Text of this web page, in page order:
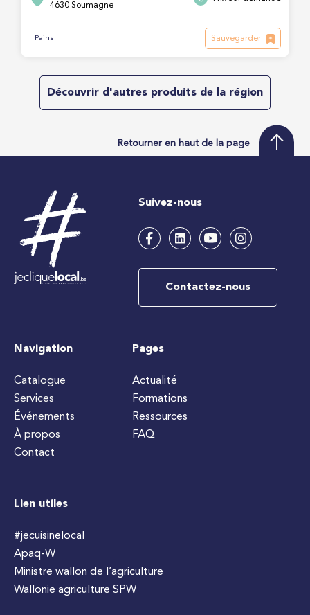
4630 Soumagne
Pains Sauvegarder
Découvrir d'autres produits de la région
Retourner en haut de la page
Suivez-nous
Contactez-nous
Navigation
Catalogue
Services
Événements
À propos
Contact
Pages
Actualité
Formations
Ressources
FAQ
Lien utiles
#jecuisinelocal
Apaq-W
Ministre wallon de l’agriculture
Wallonie agriculture SPW